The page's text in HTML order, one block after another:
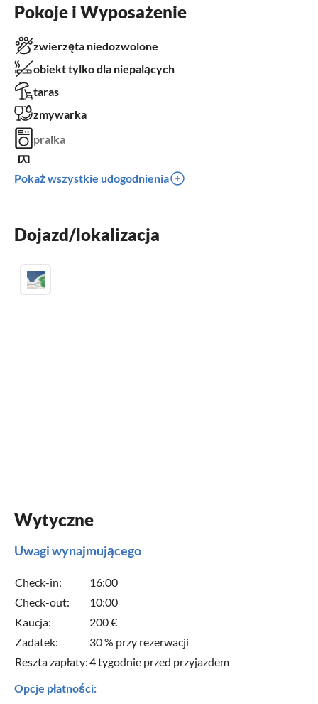
Pokoje i Wyposażenie
zwierzęta niedozwolone
obiekt tylko dla niepalących
taras
zmywarka
pralka
nieprzystosowany dla niepełnosprawnych
Pokaż wszystkie udogodnienia
Dojazd/lokalizacja
Wytyczne
Uwagi wynajmującego
Check-in:
16:00
Check-out:
10:00
Kaucja:
200 €
Zadatek:
30 % przy rezerwacji
Reszta zapłaty:4 tygodnie przed przyjazdem
Opcje płatności: